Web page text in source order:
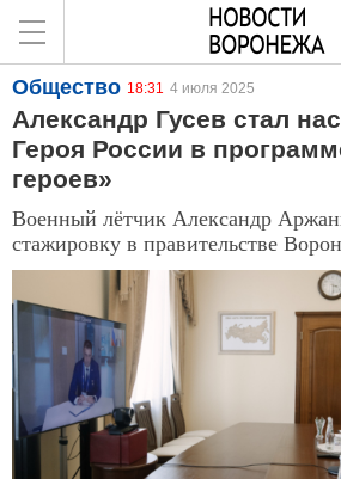
Общество 18:31 4 июля 2025
Александр Гусев стал
Героя России в
героев»
Военный лётчик Александр
стажировку в правительстве